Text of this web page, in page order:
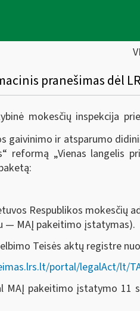
pranešimas dėl
mokesčių inspekcija
gaivinimo ir atsparumo
reformą „Vienas langelis
Respublikos mokesčių
— MAĮ pakeitimo įstatymas).
Teisės aktų registre
portal/legalAct/lt/
MAĮ pakeitimo įstatymo 11